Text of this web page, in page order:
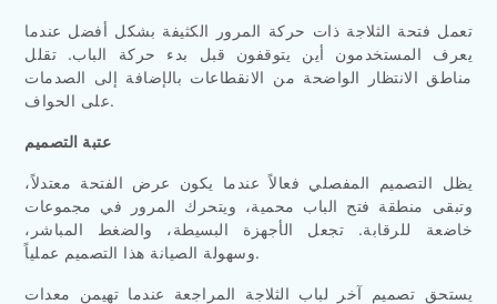
تعمل فتحة الثلاجة ذات حركة المرور الكثيفة بشكل أفضل عندما
يعرف المستخدمون أين يتوقفون قبل بدء حركة الباب. تقلل
مناطق الانتظار الواضحة من الانقطاعات بالإضافة إلى الصدمات
على الحواف.
عتبة التصميم
يظل التصميم المفصلي فعالاً عندما يكون عرض الفتحة معتدلاً،
وتبقى منطقة فتح الباب محمية، ويتحرك المرور في مجموعات
خاضعة للرقابة. تجعل الأجهزة البسيطة، والضغط المباشر،
وسهولة الصيانة هذا التصميم عملياً.
يستحق تصميم آخر لباب الثلاجة المراجعة عندما تهيمن معدات